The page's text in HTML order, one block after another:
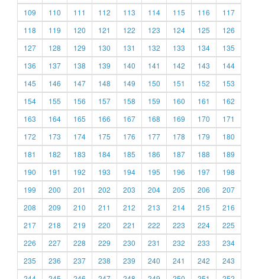
109
110 111 112 113 114 115 116
117
118
119 120 121 122 123 124 125
126
127
128 129 130 131 132 133 134
135
136
137 138 139 140 141 142 143
144
145
146 147 148 149 150 151 152
153
154
155 156 157 158 159 160 161
162
163
164 165 166 167 168 169 170
171
172
173 174 175 176 177 178 179
180
181
182 183 184 185 186 187 188
189
190
191 192 193 194 195 196 197
198
199
200 201 202 203 204 205 206
207
208
209 210 211 212 213 214 215
216
217
218 219 220 221 222 223 224
225
226
227 228 229 230 231 232 233
234
235
236 237 238 239 240 241 242
243